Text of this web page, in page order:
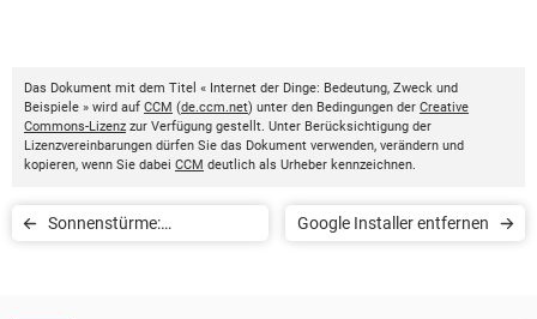
Das Dokument mit dem Titel « Internet der Dinge: Bedeutung, Zweck und
Beispiele » wird auf CCM (de.ccm.net) unter den Bedingungen der Creative
Commons-Lizenz zur Verfügung gestellt. Unter Berücksichtigung der
Lizenzvereinbarungen dürfen Sie das Dokument verwenden, verändern und
kopieren, wenn Sie dabei CCM deutlich als Urheber kennzeichnen.
Sonnenstürme:
Google Installer entfernen